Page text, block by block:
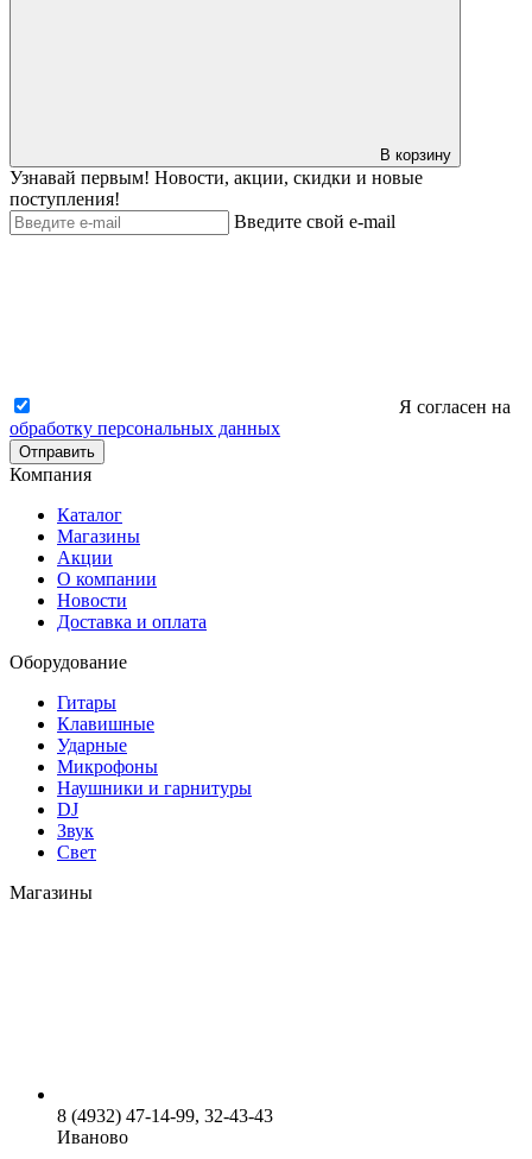
В корзину
Узнавай первым! Новости, акции, скидки и новые
поступления!
Введите свой e-mail
Я согласен на
обработку персональных данных
Отправить
Компания
Каталог
Магазины
Акции
О компании
Новости
Доставка и оплата
Оборудование
Гитары
Клавишные
Ударные
Микрофоны
Наушники и гарнитуры
DJ
Звук
Свет
Магазины
8 (4932) 47-14-99, 32-43-43
Иваново